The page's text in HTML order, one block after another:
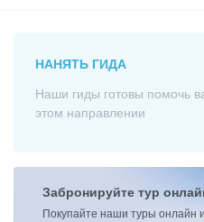
НАНЯТЬ ГИДА
Наши гиды готовы помочь
этом направлении
Забронируйте тур
Покупайте наши туры онлайн и